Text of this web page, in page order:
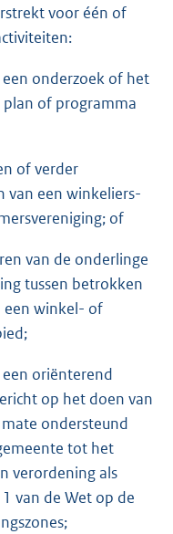
voor één of
onderzoek of het
of programma
of verder
van een winkeliers-
of
van de onderlinge
tussen betrokken
een winkel- of
oriënterend
op het doen van
ondersteund
tot het
verordening als
van de Wet op de